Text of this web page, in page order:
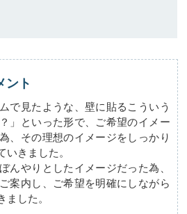
ント
で見たような、壁に貼るこういう
」といった形で、ご希望のイメー
、その理想のイメージをしっかり
きました。
んやりとしたイメージだった為、
案内し、ご希望を明確にしながら
した。